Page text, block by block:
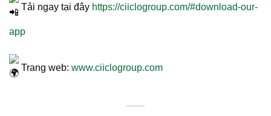
Tải ngay tại đây https://ciiclogroup.com/#download-our-
app
Trang web: www.ciiclogroup.com